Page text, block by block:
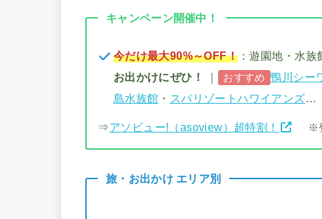
キャンペーン開催中！
今だけ最大90%～OFF！ ：遊園地・水
お出かけにぜひ！
｜ おすすめ 鴨川シー
島水族館 ・ スパリゾートハワイアンズ…
⇒アソビュー!（asoview）超特割！ ※
旅・お出かけ エリア別